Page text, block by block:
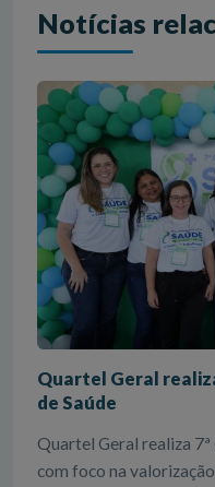
Notícias
Quartel Geral
de Saúde
Quartel Geral realiza
com foco na